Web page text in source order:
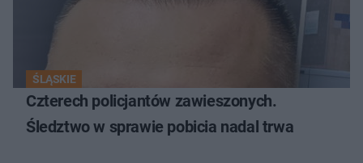
ŚLĄSKIE
Czterech policjantów zawieszonych.
Śledztwo w sprawie pobicia nadal trwa